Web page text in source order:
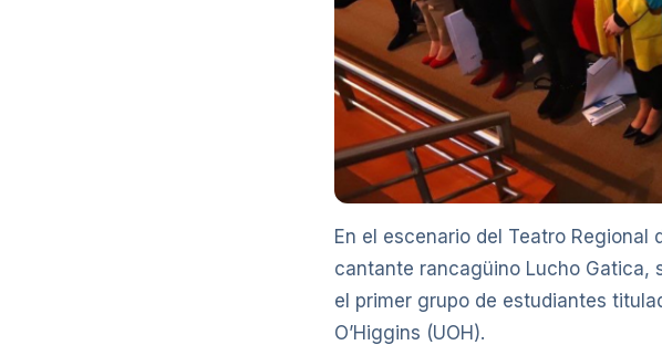
En el escenario del Teatro
cantante rancagüino Lucho Gatica,
el primer grupo de estudiantes
O’Higgins (UOH).